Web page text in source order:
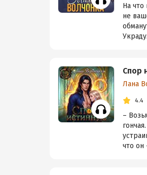
На что
не
Спор
Лана
4.4
–
что он